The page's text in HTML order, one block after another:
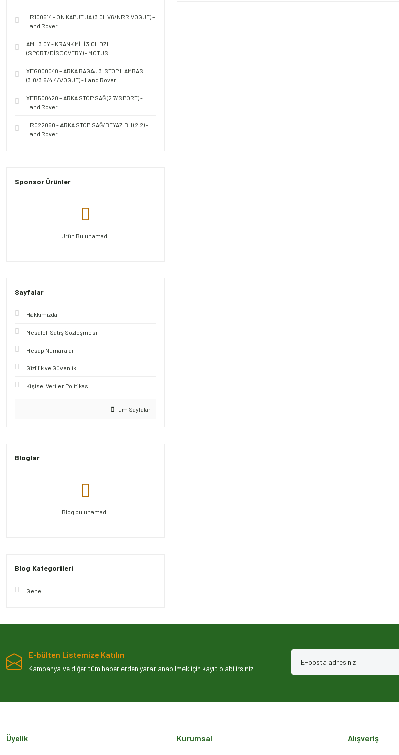
LR100514 - ÖN KAPUT JA (3.0L V6/NRR.VOGUE) -
Land Rover
AML 3.0Y - KRANK MİLİ 3.0L DZL.
(SPORT/DİSCOVERY) - MOTUS
XFG000040 - ARKA BAGAJ 3. STOP LAMBASI
(3.0/3.6/4.4/VOGUE) - Land Rover
XFB500420 - ARKA STOP SAĞ (2.7/SPORT) -
Land Rover
LR022050 - ARKA STOP SAĞ/BEYAZ BH (2.2) -
Land Rover
Sponsor Ürünler
Ürün Bulunamadı.
Sayfalar
Hakkımızda
Mesafeli Satış Sözleşmesi
Hesap Numaraları
Gizlilik ve Güvenlik
Kişisel Veriler Politikası
Tüm Sayfalar
Bloglar
Blog bulunamadı.
Blog Kategorileri
Genel
E-bülten Listemize Katılın
Kampanya ve diğer tüm haberlerden yararlanabilmek için kayıt olabilirsiniz
Üyelik Kurumsal Alışveriş